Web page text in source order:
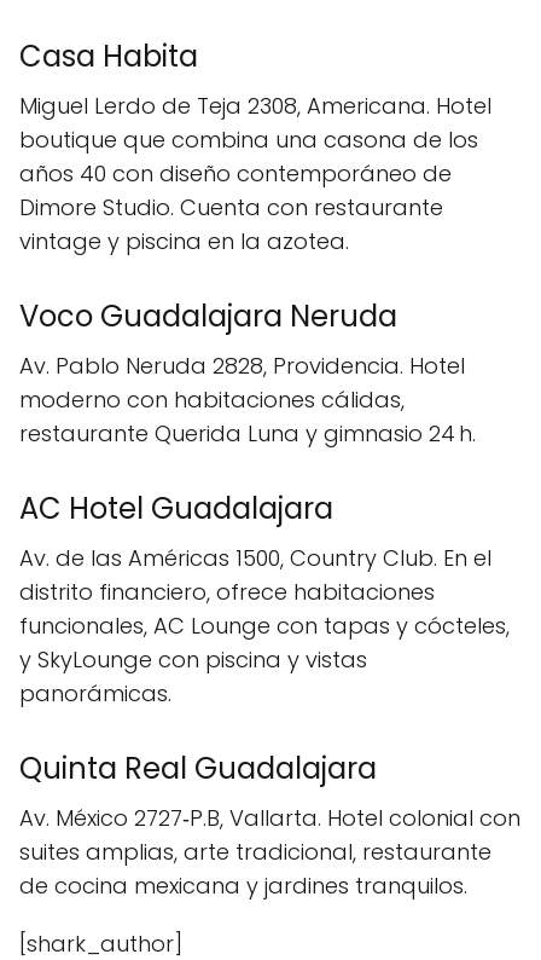
Casa Habita
Miguel Lerdo de Teja 2308, Americana. Hotel
boutique que combina una casona de los
años 40 con diseño contemporáneo de
Dimore Studio. Cuenta con restaurante
vintage y piscina en la azotea.
Voco Guadalajara Neruda
Av. Pablo Neruda 2828, Providencia. Hotel
moderno con habitaciones cálidas,
restaurante Querida Luna y gimnasio 24 h.
AC Hotel Guadalajara
Av. de las Américas 1500, Country Club. En el
distrito financiero, ofrece habitaciones
funcionales, AC Lounge con tapas y cócteles,
y SkyLounge con piscina y vistas
panorámicas.
Quinta Real Guadalajara
Av. México 2727‑P.B, Vallarta. Hotel colonial con
suites amplias, arte tradicional, restaurante
de cocina mexicana y jardines tranquilos.
[shark_author]